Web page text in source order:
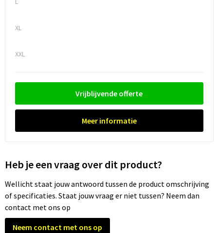
XL
XXL
Vrijblijvende offerte
Meer informatie
Heb je een vraag over dit product?
Wellicht staat jouw antwoord tussen de product omschrijving
of specificaties. Staat jouw vraag er niet tussen? Neem dan
contact met ons op
Neem contact met ons op